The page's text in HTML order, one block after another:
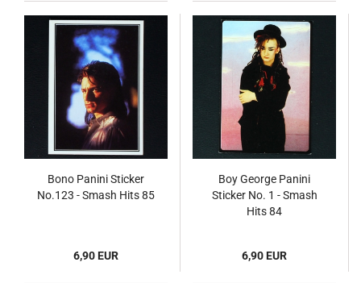
Bono Panini Sticker
No.123 - Smash Hits 85
6,90 EUR
Boy George Panini
Sticker No. 1 - Smash
Hits 84
6,90 EUR